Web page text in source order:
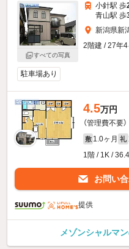
すべての写真
小針駅 歩
青山駅 歩
新潟県新
2階建 / 27年4
駐車場あり
4.5万円
（管理費不要）
敷 1.0ヶ月 礼
1階 / 1K /
お問い
提供
メゾンシャルマ